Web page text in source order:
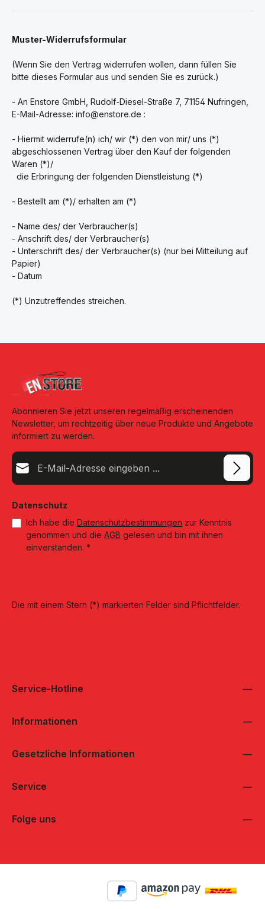
Muster-Widerrufsformular
(Wenn Sie den Vertrag widerrufen wollen, dann füllen Sie
bitte dieses Formular aus und senden Sie es zurück.)
- An Enstore GmbH, Rudolf-Diesel-Straße 7, 71154 Nufringen
E-Mail-Adresse: info@enstore.de :
- Hiermit widerrufe(n) ich/ wir (*) den von mir/ uns (*)
abgeschlossenen Vertrag über den Kauf der folgenden
Waren (*)/
die Erbringung der folgenden Dienstleistung (*)
- Bestellt am (*)/ erhalten am (*)
- Name des/ der Verbraucher(s)
- Anschrift des/ der Verbraucher(s)
- Unterschrift des/ der Verbraucher(s) (nur bei Mitteilung auf
Papier)
- Datum
(*) Unzutreffendes streichen.
Abonnieren Sie jetzt unseren regelmäßig erscheinenden
Newsletter, um rechtzeitig über neue Produkte und Angebote
informiert zu werden.
E-Mail-Adresse*
Datenschutz
Ich habe die Datenschutzbestimmungen zur Kenntnis
genommen und die AGB gelesen und bin mit ihnen
einverstanden. *
Die mit einem Stern (*) markierten Felder sind Pflichtfelder.
Service-Hotline
Informationen
Gesetzliche Informationen
Service
Folge uns